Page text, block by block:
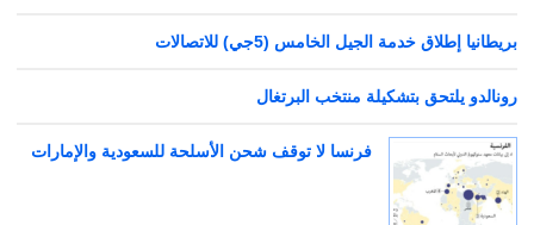
بريطانيا إطلاق خدمة الجيل الخامس (5جي) للاتصالات
رونالدو يلتحق بتشكيلة منتخب البرتغال
فرنسا لا توقف شحن الأسلحة للسعودية والإمارات